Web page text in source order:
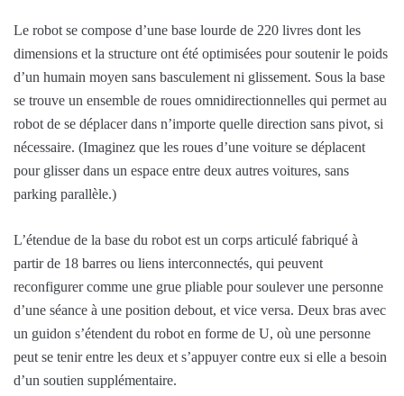
Le robot se compose d’une base lourde de 220 livres dont les
dimensions et la structure ont été optimisées pour soutenir le poids
d’un humain moyen sans basculement ni glissement. Sous la base
se trouve un ensemble de roues omnidirectionnelles qui permet au
robot de se déplacer dans n’importe quelle direction sans pivot, si
nécessaire. (Imaginez que les roues d’une voiture se déplacent
pour glisser dans un espace entre deux autres voitures, sans
parking parallèle.)
L’étendue de la base du robot est un corps articulé fabriqué à
partir de 18 barres ou liens interconnectés, qui peuvent
reconfigurer comme une grue pliable pour soulever une personne
d’une séance à une position debout, et vice versa. Deux bras avec
un guidon s’étendent du robot en forme de U, où une personne
peut se tenir entre les deux et s’appuyer contre eux si elle a besoin
d’un soutien supplémentaire.